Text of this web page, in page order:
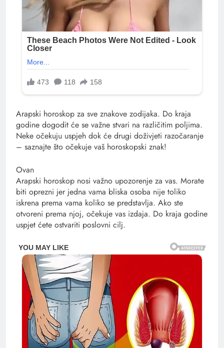
Arapski horoskop za sve znakove zodijaka. Do kraja
godine dogodit će se važne stvari na različitim poljima.
Neke očekuju uspjeh dok će drugi doživjeti razočaranje
– saznajte što očekuje vaš horoskopski znak!
Ovan
Arapski horoskop nosi važno upozorenje za vas. Morate
biti oprezni jer jedna vama bliska osoba nije toliko
iskrena prema vama koliko se predstavlja. Ako ste
otvoreni prema njoj, očekuje vas izdaja. Do kraja godine
uspjet ćete ostvariti poslovni cilj.